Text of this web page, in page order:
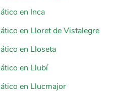
en Inca
en Lloret de Vistalegre
en Lloseta
en Llubí
en Llucmajor